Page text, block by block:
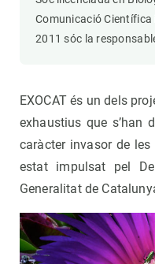
Comunicació Científica
2011 sóc la
EXOCAT és un dels
exhaustius que s’han
caràcter invasor de les
estat impulsat pel
Generalitat de